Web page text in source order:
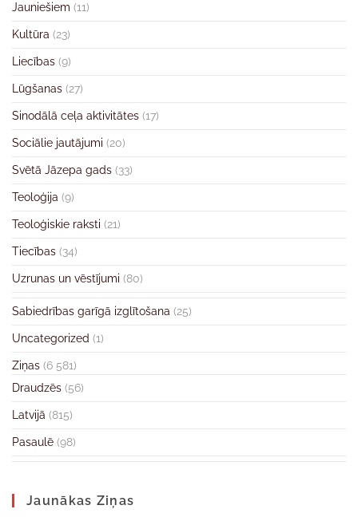
Jauniešiem (11)
Kultūra (23)
Liecības (9)
Lūgšanas (27)
Sinodālā ceļa aktivitātes (17)
Sociālie jautājumi (20)
Svētā Jāzepa gads (33)
Teoloģija (9)
Teoloģiskie raksti (21)
Tiecības (34)
Uzrunas un vēstījumi (80)
Sabiedrības garīgā izglītošana (25)
Uncategorized (1)
Ziņas (6 581)
Draudzēs (56)
Latvijā (815)
Pasaulē (98)
Jaunākas Ziņas